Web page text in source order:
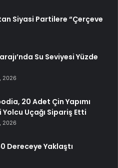
Siyasi Partilere “Çerçeve
Su Seviyesi Yüzde
2026
20 Adet Çin Yapımı
Yolcu Uçağı Sipariş Etti
2026
Dereceye Yaklaştı